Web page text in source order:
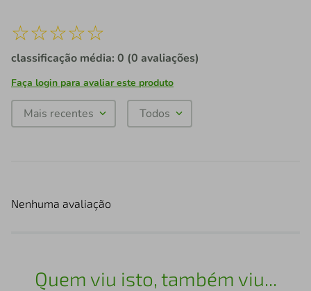
☆☆☆☆☆
classificação média: 0 (0 avaliações)
Faça login para avaliar este produto
Mais recentes Todos
Nenhuma avaliação
Quem viu isto, também viu...